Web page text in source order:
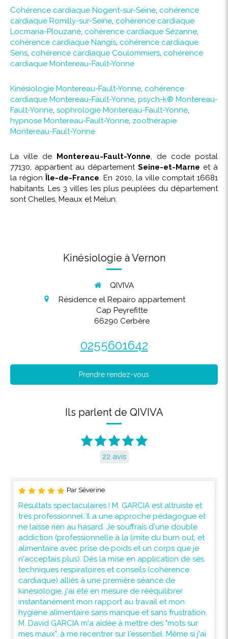
Cohérence cardiaque Nogent-sur-Seine, cohérence
cardiaque Romilly-sur-Seine, cohérence cardiaque
Locmaria-Plouzané, cohérence cardiaque Sézanne,
cohérence cardiaque Nangis, cohérence cardiaque
Sens, cohérence cardiaque Coulommiers, cohérence
cardiaque Montereau-Fault-Yonne
Kinésiologie Montereau-Fault-Yonne, cohérence
cardiaque Montereau-Fault-Yonne, psych-k® Montereau-
Fault-Yonne, sophrologie Montereau-Fault-Yonne,
hypnose Montereau-Fault-Yonne, zoothérapie
Montereau-Fault-Yonne
La ville de Montereau-Fault-Yonne, de code postal
77130, appartient au département Seine-et-Marne et à
la région Île-de-France. En 2010, la ville comptait 16681
habitants. Les 3 villes les plus peuplées du département
sont Chelles, Meaux et Melun.
Kinésiologie à Vernon
QIVIVA
Résidence el Repairo appartement
Cap Peyrefitte
66290 Cerbère
0255601642
Prendre rendez-vous
Ils parlent de QIVIVA
22 avis
Par Séverine
Résultats spectaculaires ! M. GARCIA est altruiste et
très professionnel. Il a une approche pédagogue et
ne laisse rien au hasard. Je souffrais d'une double
addiction (professionnelle à la limite du burn out, et
alimentaire avec prise de poids et un corps que je
n'acceptais plus). Dès la mise en application de ses
techniques respiratoires et conseils (cohérence
cardiaque) alliés à une première séance de
kinésiologie, j'ai été en mesure de rééquilibrer
instantanément mon rapport au travail et mon
hygiène alimentaire sans manque et sans frustration.
M. David GARCIA m'a aidée à mettre des "mots sur
mes maux", à me recentrer sur l'essentiel. Même si j'ai